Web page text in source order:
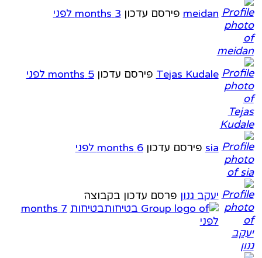
meidanפירסם עדכון3 months לפני
Tejas Kudaleפירסם עדכון5 months לפני
siaפירסם עדכון6 months לפני
יעקב גנוןפרסם עדכון בקבוצה
בטיחות
7 months